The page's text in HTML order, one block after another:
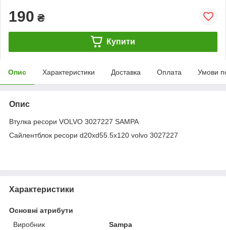
190 ₴
Купити
Опис Характеристики Доставка Оплата Умови
Опис
Втулка ресори VOLVO 3027227 SAMPA
Сайлентблок ресори d20xd55.5x120 volvo 3027227
Характеристики
Основні атрибути
Виробник
Sampa